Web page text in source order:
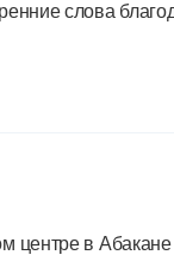
слова
центре в